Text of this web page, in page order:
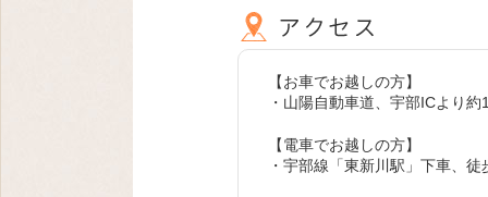
【お車でお越しの方】
・山陽自動車道、宇部ICより約
【電車でお越しの方】
・宇部線「東新川駅」下車、